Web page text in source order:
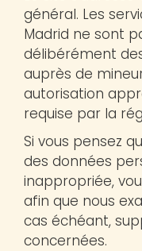
général. Les
Madrid ne sont
délibérément
auprès de
autorisation
requise par la
Si vous pensez
des données
inappropriée,
afin que nous
cas échéant,
concernées.